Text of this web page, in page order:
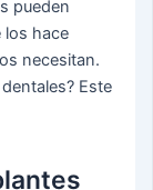
pueden
los hace
necesitan.
Este